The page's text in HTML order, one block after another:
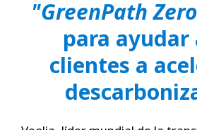
"GreenPath
para ayudar
clientes a